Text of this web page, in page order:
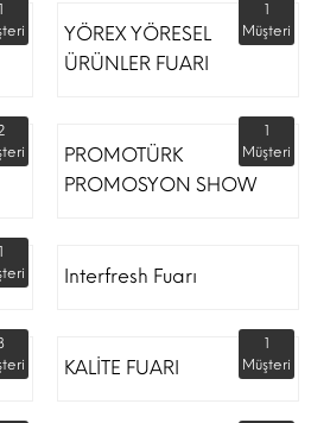
1
YÖREX YÖRESEL
ÜRÜNLER FUARI
1
Müşteri
PROMOTÜRK
PROMOSYON SHOW
1
Müşteri
1
Interfresh Fuarı
KALİTE FUARI
1
Müşteri